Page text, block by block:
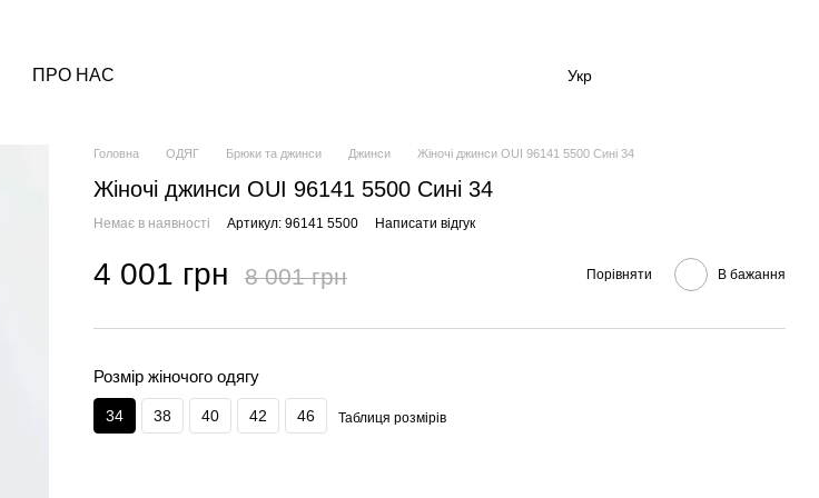
ПРО НАС Укр
Головна ОДЯГ Брюки та джинси Джинси Жіночі джинси OUI 96141 5500 Сині 34
Жіночі джинси OUI 96141 5500 Сині 34
Немає в наявності Артикул: 96141 5500 Написати відгук
4 001 грн 8 001 грн Порівняти В бажання
Розмір жіночого одягу
34 38 40 42 46 Таблиця розмірів